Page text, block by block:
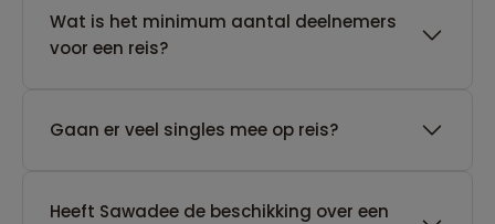
Wat is het minimum aantal deelnemers
voor een reis?
Gaan er veel singles mee op reis?
Heeft Sawadee de beschikking over een